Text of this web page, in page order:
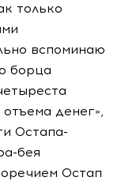
только
вспоминаю
борца
денег»,
Остапа-
бея
Остап